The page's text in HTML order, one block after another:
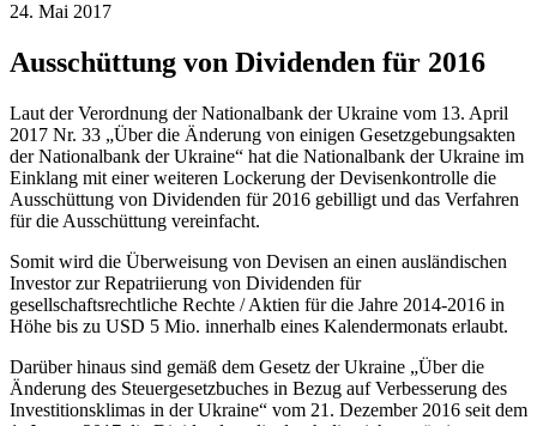
24. Mai 2017
Ausschüttung von Dividenden für 2016
Laut der Verordnung der Nationalbank der Ukraine vom 13. April
2017 Nr. 33 „Über die Änderung von einigen Gesetzgebungsakten
der Nationalbank der Ukraine“ hat die Nationalbank der Ukraine im
Einklang mit einer weiteren Lockerung der Devisenkontrolle die
Ausschüttung von Dividenden für 2016 gebilligt und das Verfahren
für die Ausschüttung vereinfacht.
Somit wird die Überweisung von Devisen an einen ausländischen
Investor zur Repatriierung von Dividenden für
gesellschaftsrechtliche Rechte / Aktien für die Jahre 2014-2016 in
Höhe bis zu USD 5 Mio. innerhalb eines Kalendermonats erlaubt.
Darüber hinaus sind gemäß dem Gesetz der Ukraine „Über die
Änderung des Steuergesetzbuches in Bezug auf Verbesserung des
Investitionsklimas in der Ukraine“ vom 21. Dezember 2016 seit dem